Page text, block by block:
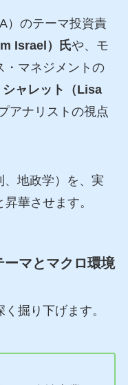
）のテーマ投資責
Israel）氏や、モ
・マネジメントの
シャレット（Lisa
アナリストの視点
地政学）を、実
華させます。
マとマクロ環境
掘り下げます。